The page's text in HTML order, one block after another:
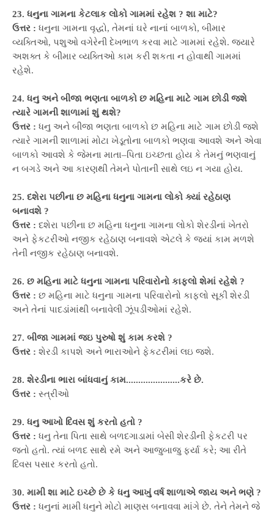
23. ધનુના ગામના કેટલાક લોકો ગામમાં રહેશ ? શા માટે?
ઉત્તર : ધનુના ગામના વૃદ્ધો, તેમનાં ઘરે નાનાં બાળકો, બીમાર
વ્યક્તિઓ, પશુઓ વગેરેની દેખભાળ કરવા માટે ગામમાં રહેશે. જ્યારે
અશક્ત કે બીમાર વ્યક્તિઓ કામ કરી શકતા ન હોવાથી ગામમાં
રહેશે.
24. ધનુ અને બીજા ભણતા બાળકો છ મહિના માટે ગામ છોડી જશે
ત્યારે ગામની શાળામાં શું થશે?
ઉત્તર : ધનુ અને બીજા ભણતા બાળકો છ મહિના માટે ગામ છોડી જશે
ત્યારે ગામની શાળામાં મોટા ખેડૂતોના બાળકો ભણવા આવશે અને એવા
બાળકો આવશે કે જેમના માતા–પિતા ઇચ્છતા હોય કે તેમનું ભણવાનું
ન બગડે અને આ કારણથી તેમને પોતાની સાથે લઇ ન ગયા હોય.
25. દશેરા પછીના છ મહિના ધનુના ગામના લોકો ક્યાં રહેઠાણ
બનાવશે ?
ઉત્તર : દશેરા પછીના છ મહિના ધનુના ગામના લોકો શેરડીનાં ખેતરો
અને ફેકટરીઓ નજીક રહેઠાણ બનાવશે એટલે કે જ્યાં કામ મળશે
તેની નજીક રહેઠાણ બનાવશે.
26. છ મહિના માટે ધનુના ગામના પરિવારોનો કાફલો શેમાં રહેશે ?
ઉત્તર : છ મહિના માટે ધનુના ગામના પરિવારોનો કાફલો સૂકી શેરડી
અને તેનાં પાદડાંમાંથી બનાવેલી ઝૂંપડીઓમાં રહેશે.
27. બીજા ગામમાં જઇ પુરુષો શું કામ કરશે ?
ઉત્તર : શેરડી કાપશે અને ભારાઓને ફેકટરીમાં લઇ જશે.
28. શેરડીના ભારા બાંધવાનું કામ......................કરે છે.
ઉત્તર : સ્ત્રીઓ
29. ધનુ આખો દિવસ શું કરતો હતો ?
ઉત્તર : ધનુ તેના પિતા સાથે બળદગાડામાં બેસી શેરડીની ફેકટરી પર
જતો હતો. ત્યાં બળદ સાથે રમે અને આજુબાજુ ફર્યા કરે; આ રીતે
દિવસ પસાર કરતો હતો.
30. મામી શા માટે ઇચ્છે છે કે ધનુ આખું વર્ષ શાળાએ જાય અને ભણે ?
ઉત્તર : ધનુનાં મામી ધનુને મોટો માણસ બનાવવા માંગે છે. તેને તેમને જે